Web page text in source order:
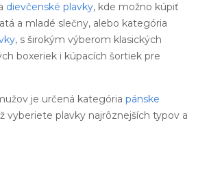
dievčenské plavky, kde možno kúpiť
a mladé slečny, alebo kategória
, s širokým výberom klasických
boxeriek i kúpacích šortiek pre
je určená kategória pánske
vyberiete plavky najrôznejších typov a